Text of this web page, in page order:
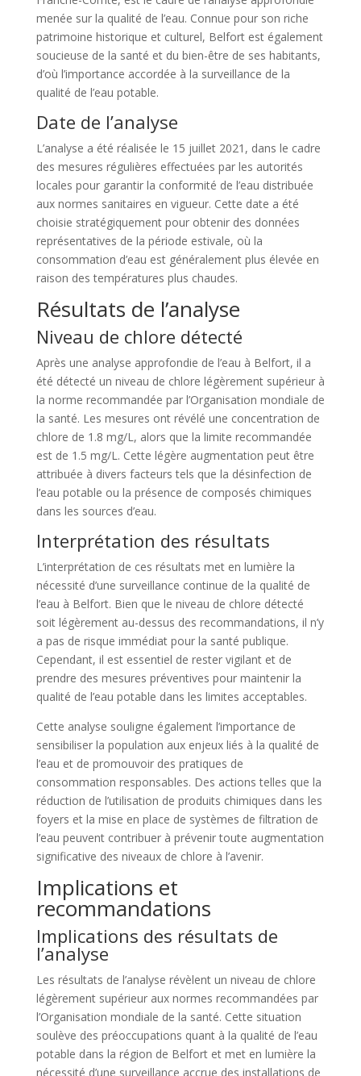
menée sur la qualité de l’eau. Connue pour son riche
patrimoine historique et culturel, Belfort est également
soucieuse de la santé et du bien-être de ses habitants,
d’où l’importance accordée à la surveillance de la
qualité de l’eau potable.
Date de l’analyse
L’analyse a été réalisée le 15 juillet 2021, dans le cadre
des mesures régulières effectuées par les autorités
locales pour garantir la conformité de l’eau distribuée
aux normes sanitaires en vigueur. Cette date a été
choisie stratégiquement pour obtenir des données
représentatives de la période estivale, où la
consommation d’eau est généralement plus élevée en
raison des températures plus chaudes.
Résultats de l’analyse
Niveau de chlore détecté
Après une analyse approfondie de l’eau à Belfort, il a
été détecté un niveau de chlore légèrement supérieur à
la norme recommandée par l’Organisation mondiale de
la santé. Les mesures ont révélé une concentration de
chlore de 1.8 mg/L, alors que la limite recommandée
est de 1.5 mg/L. Cette légère augmentation peut être
attribuée à divers facteurs tels que la désinfection de
l’eau potable ou la présence de composés chimiques
dans les sources d’eau.
Interprétation des résultats
L’interprétation de ces résultats met en lumière la
nécessité d’une surveillance continue de la qualité de
l’eau à Belfort. Bien que le niveau de chlore détecté
soit légèrement au-dessus des recommandations, il n’y
a pas de risque immédiat pour la santé publique.
Cependant, il est essentiel de rester vigilant et de
prendre des mesures préventives pour maintenir la
qualité de l’eau potable dans les limites acceptables.
Cette analyse souligne également l’importance de
sensibiliser la population aux enjeux liés à la qualité de
l’eau et de promouvoir des pratiques de
consommation responsables. Des actions telles que la
réduction de l’utilisation de produits chimiques dans les
foyers et la mise en place de systèmes de filtration de
l’eau peuvent contribuer à prévenir toute augmentation
significative des niveaux de chlore à l’avenir.
Implications et
recommandations
Implications des résultats de
l’analyse
Les résultats de l’analyse révèlent un niveau de chlore
légèrement supérieur aux normes recommandées par
l’Organisation mondiale de la santé. Cette situation
soulève des préoccupations quant à la qualité de l’eau
potable dans la région de Belfort et met en lumière la
nécessité d’une surveillance accrue des installations de